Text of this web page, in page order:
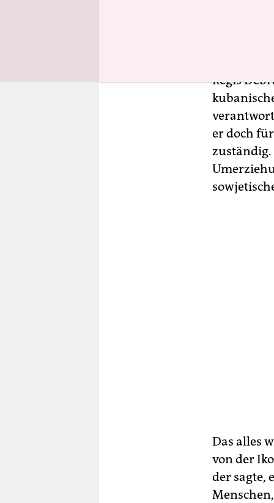
Che war
Régis
er doch
zuständig.
Das alles
von der
der sagte,